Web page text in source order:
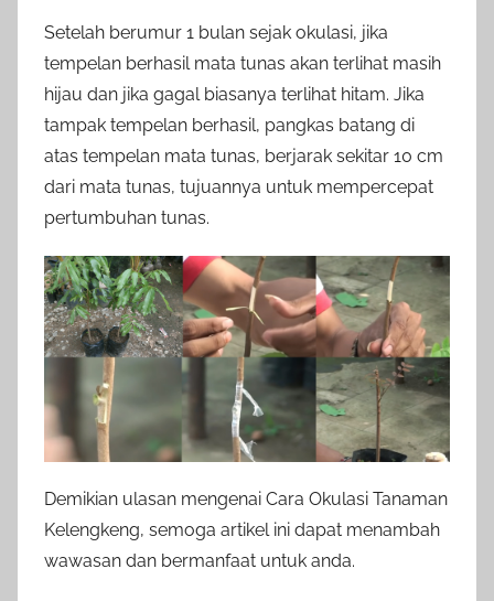
Setelah berumur 1 bulan sejak okulasi, jika
tempelan berhasil mata tunas akan terlihat masih
hijau dan jika gagal biasanya terlihat hitam. Jika
tampak tempelan berhasil, pangkas batang di
atas tempelan mata tunas, berjarak sekitar 10 cm
dari mata tunas, tujuannya untuk mempercepat
pertumbuhan tunas.
Demikian ulasan mengenai Cara Okulasi Tanaman
Kelengkeng, semoga artikel ini dapat menambah
wawasan dan bermanfaat untuk anda.